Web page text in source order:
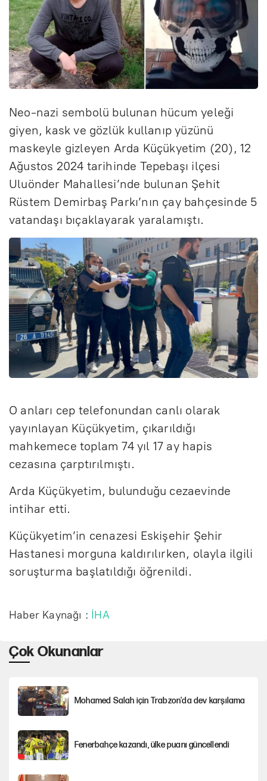
Neo-nazi sembolü bulunan hücum yeleği
giyen, kask ve gözlük kullanıp yüzünü
maskeyle gizleyen Arda Küçükyetim (20), 12
Ağustos 2024 tarihinde Tepebaşı ilçesi
Uluönder Mahallesi’nde bulunan Şehit
Rüstem Demirbaş Parkı’nın çay bahçesinde 5
vatandaşı bıçaklayarak yaralamıştı.
O anları cep telefonundan canlı olarak
yayınlayan Küçükyetim, çıkarıldığı
mahkemece toplam 74 yıl 17 ay hapis
cezasına çarptırılmıştı.
Arda Küçükyetim, bulunduğu cezaevinde
intihar etti.
Küçükyetim’in cenazesi Eskişehir Şehir
Hastanesi morguna kaldırılırken, olayla ilgili
soruşturma başlatıldığı öğrenildi.
Haber Kaynağı : İHA
Çok Okunanlar
Mohamed Salah için Trabzon'da dev karşılama
Fenerbahçe kazandı, ülke puanı güncellendi